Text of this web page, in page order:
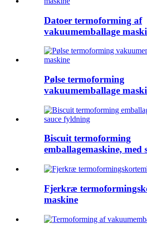
Datoer termoforming af
vakuumemballage
Pølse termoforming
vakuumemballage
Biscuit termoforming
emballagemaskine, med
Fjerkræ
maskine